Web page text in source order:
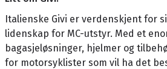
Italienske Givi er verdenskjent for
lidenskap for MC-utstyr. Med et
bagasjeløsninger, hjelmer og
for motorsyklister som vil ha det